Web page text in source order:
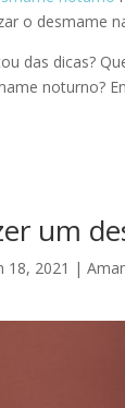
o desmame
das dicas?
noturno?
um
18, 2021 |